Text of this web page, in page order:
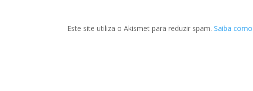
Este site utiliza o Akismet para reduzir spam.Saiba